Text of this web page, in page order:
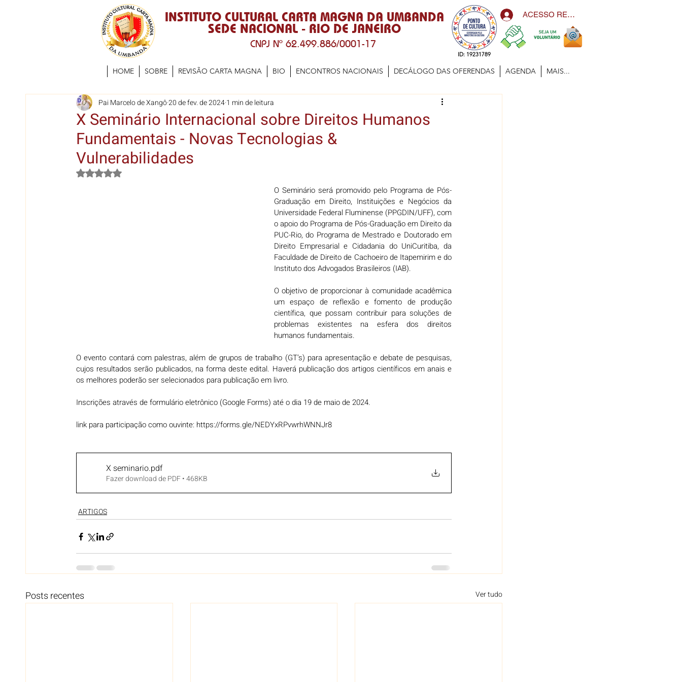
ACESSO RESTRITO
INSTITUTO CULTURAL CARTA MAGNA DA UMBANDA
SEDE NACIONAL - RIO DE JANEIRO
CNPJ Nº 62.499.886/0001-17
ID: 19231789
HOME SOBRE REVISÃO CARTA MAGNA BIO ENCONTROS NACIONAIS DECÁLOGO DAS OFERENDAS AGENDA MAIS...
X Seminário Internacional sobre Direitos Humanos
Fundamentais - Novas Tecnologias &
Vulnerabilidades
Pai Marcelo de Xangô20 de fev. de 20241 min de leitura
Avaliado com NaN de 5 estrelas.
O Seminário será promovido pelo Programa de Pós-
Graduação em Direito, Instituições e Negócios da
Universidade Federal Fluminense (PPGDIN/UFF), com
o apoio do Programa de Pós-Graduação em Direito da
PUC-Rio, do Programa de Mestrado e Doutorado em
Direito Empresarial e Cidadania do UniCuritiba, da
Faculdade de Direito de Cachoeiro de Itapemirim e do
Instituto dos Advogados Brasileiros (IAB).
O objetivo de proporcionar à comunidade acadêmica
um espaço de reflexão e fomento de produção
científica, que possam contribuir para soluções de
problemas existentes na esfera dos direitos
humanos fundamentais.
O evento contará com palestras, além de grupos de trabalho (GT’s) para apresentação e debate de pesquisas,
cujos resultados serão publicados, na forma deste edital. Haverá publicação dos artigos científicos em anais e
os melhores poderão ser selecionados para publicação em livro.
Inscrições através de formulário eletrônico (Google Forms) até o dia 19 de maio de 2024.
link para participação como ouvinte: https://forms.gle/NEDYxRPvwrhWNNJr8
X seminario.pdf
Fazer download de PDF • 468KB
ARTIGOS
Posts recentes Ver tudo